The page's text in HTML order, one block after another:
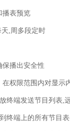
播表预览
,周多段定时
保播出安全性
，在权限范围内对显示
终端发送节目列表,
上的所有节目表都